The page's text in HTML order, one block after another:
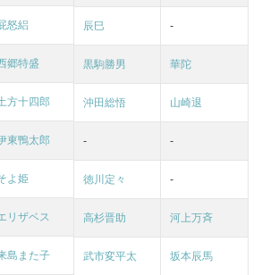
怒絽 辰巳 -
郷特盛 黒駒勝男 華陀
方十四郎 沖田総悟 山崎退
東鴨太郎 - -
よ姫 徳川定々 -
リザベス 高杉晋助 河上万斉
島また子 武市変平太 坂本辰馬